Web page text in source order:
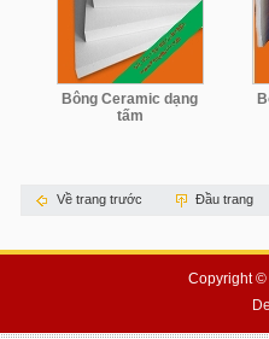
Bông Ceramic dạng
tấm
Về trang trước Đầu trang
Copyright ©